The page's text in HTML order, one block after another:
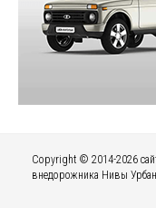
Copyright © 2014-2026
внедорожника Нивы